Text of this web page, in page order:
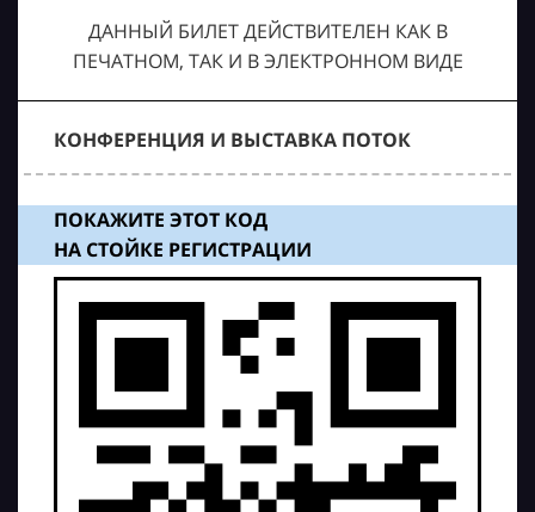
ДАННЫЙ БИЛЕТ ДЕЙСТВИТЕЛЕН КАК В
ПЕЧАТНОМ, ТАК И В ЭЛЕКТРОННОМ ВИДЕ
КОНФЕРЕНЦИЯ И ВЫСТАВКА ПОТОК
ПОКАЖИТЕ ЭТОТ КОД
НА СТОЙКЕ РЕГИСТРАЦИИ